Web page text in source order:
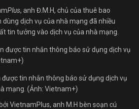
Plus, anh Đ.M.H, chủ của thuê bao
dịch vụ của nhà mạng đã nhiều
tin tưởng vào dịch vụ của nhà mạng.
tin nhắn thông báo sử dụng dịch vụ
mạng. (Ảnh: Vietnam+)
VietnamPlus, anh M.H bèn soạn cú